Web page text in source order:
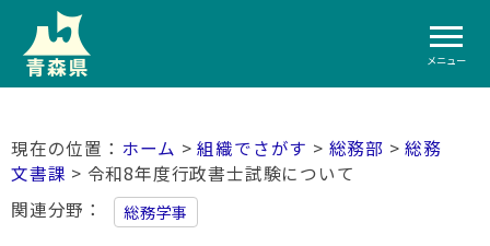
メニュー
ホーム >組織でさがす > 総務部 >総務
文書課 > 令和8年度行政書士試験について
関連分野
総務学事